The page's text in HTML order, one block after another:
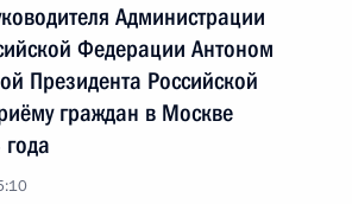
Администрации
Федерации Антоном
Президента Российской
граждан в Москве